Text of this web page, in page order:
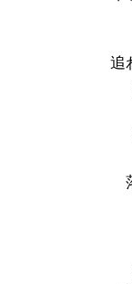
追